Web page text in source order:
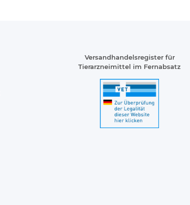
Versandhandelsregister für
Tierarzneimittel im Fernabsatz